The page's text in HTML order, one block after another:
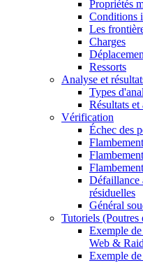
Propriétés
Conditions
Les
Charges
Ressorts
Analyse et
Types
Résultats
Vérification
Échec des
Défaillance
résiduelles
Général
Tutoriels (Poutres
Exemple
Web &
Exemple